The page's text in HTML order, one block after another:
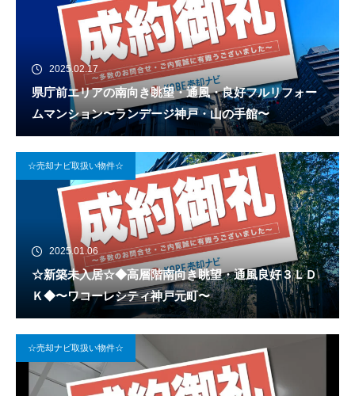
2025.02.17
県庁前エリアの南向き眺望・通風・良好フルリフォー
ムマンション〜ランデージ神戸・山の手館〜
☆売却ナビ取扱い物件☆
2025.01.06
☆新築未入居☆◆高層階南向き眺望・通風良好３ＬＤ
Ｋ◆〜ワコーレシティ神戸元町〜
☆売却ナビ取扱い物件☆